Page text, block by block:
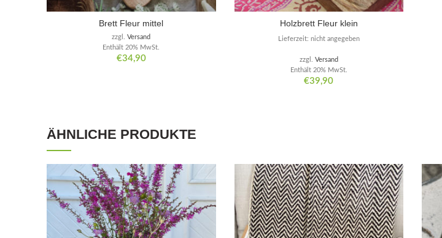
Brett Fleur mittel
€34,90
Enthält 20% MwSt.
zzgl.Versand
Holzbrett Fleur klein
€39,90
Enthält 20% MwSt.
zzgl. Versand
Lieferzeit: nicht angegeben
ÄHNLICHE PRODUKTE